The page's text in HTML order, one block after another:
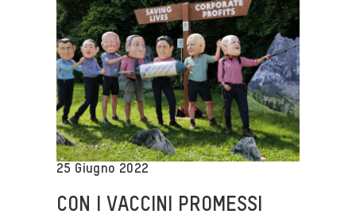
25 Giugno 2022
CON I VACCINI PROMESSI